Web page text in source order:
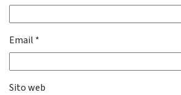
Email *
Sito web